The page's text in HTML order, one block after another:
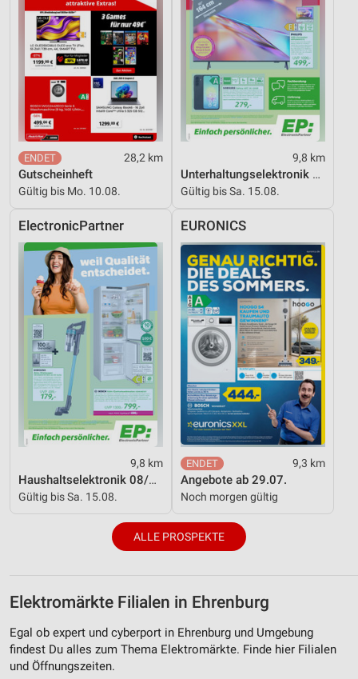
28,2 km
Gutscheinheft
Gültig bis Mo. 10.08.
9,8 km
Unterhaltungselektronik 08/2026
Gültig bis Sa. 15.08.
ElectronicPartner
9,8 km
Haushaltselektronik 08/2026
Gültig bis Sa. 15.08.
EURONICS
9,3 km
Angebote ab 29.07.
Noch morgen gültig
ALLE PROSPEKTE
Elektromärkte Filialen in Ehrenburg
Egal ob expert und cyberport in Ehrenburg und Umgebung
findest Du alles zum Thema Elektromärkte. Finde hier Filialen
und Öffnungszeiten.
Funktional
Werbung